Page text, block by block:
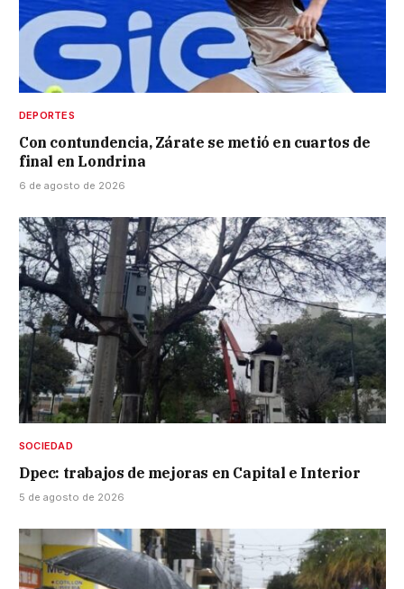
DEPORTES
Con contundencia, Zárate se metió en cuartos de
final en Londrina
6 de agosto de 2026
SOCIEDAD
Dpec: trabajos de mejoras en Capital e Interior
5 de agosto de 2026